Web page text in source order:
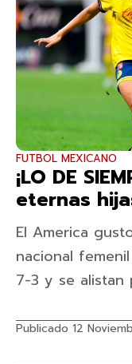
FUTBOL MEXICANO
¡LO DE
eternas
El America
nacional
7-3 y se alistan
Publicado 12